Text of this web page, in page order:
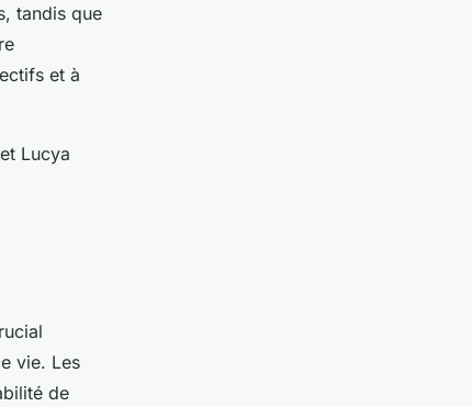
tandis que
et à
Lucya
vie. Les
de